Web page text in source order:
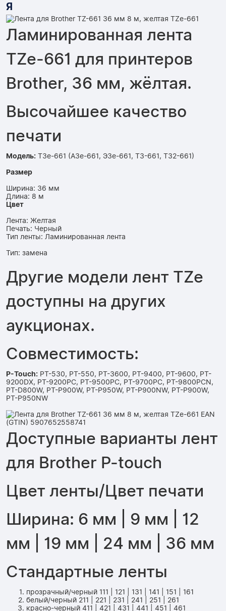
Я
Ламинированная лента
TZe-661 для принтеров
Brother, 36 мм, жёлтая.
Высочайшее качество
печати
Модель: ТЗе-661 (АЗе-661, ЭЗе-661, ТЗ-661, ТЗ2-661)
Размер
Ширина: 36 мм
Длина: 8 м
Цвет
Лента: Желтая
Печать: Черный
Тип ленты: Ламинированная лента
Тип: замена
Другие модели лент TZe
доступны на других
аукционах.
Совместимость:
P-Touch: PT-530, PT-550, PT-3600, PT-9400, PT-9600, PT-
9200DX, PT-9200PC, PT-9500PC, PT-9700PC, PT-9800PCN,
PT-D800W, PT-P900W, PT-P950W, PT-P900NW, PT-P900W,
PT-P950NW
Доступные варианты лент
для Brother P-touch
Цвет ленты/Цвет печати
Ширина: 6 мм | 9 мм | 12
мм | 19 мм | 24 мм | 36 мм
Стандартные ленты
прозрачный/черный 111 | 121 | 131 | 141 | 151 | 161
белый/черный 211 | 221 | 231 | 241 | 251 | 261
красно-черный 411 | 421 | 431 | 441 | 451 | 461